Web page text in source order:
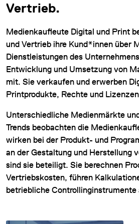
DOWNLOADS
Vertrieb.
Medienkaufleute Digital und Print
und Vertrieb ihre Kund*innen über
Dienstleistungen des
Entwicklung und Umsetzung von
mit. Sie verkaufen und erwerben
Printprodukte, Rechte und
Unterschiedliche Medienmärkte
Trends beobachten die
wirken bei der Produkt- und
an der Gestaltung und Herstellung
sind sie beteiligt. Sie berechnen
Vertriebskosten, führen
betriebliche Controllinginstrumente